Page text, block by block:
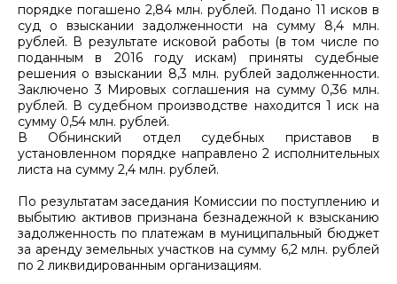
порядке погашено 2,84 млн. рублей. Подано 11 исков в
суд о взыскании задолженности на сумму 8,4 млн.
рублей. В результате исковой работы (в том числе по
поданным в 2016 году искам) приняты судебные
решения о взыскании 8,3 млн. рублей задолженности.
Заключено 3 Мировых соглашения на сумму 0,36 млн.
рублей. В судебном производстве находится 1 иск на
сумму 0,54 млн. рублей.
В Обнинский отдел судебных приставов в
установленном порядке направлено 2 исполнительных
листа на сумму 2,4 млн. рублей.
По результатам заседания Комиссии по поступлению и
выбытию активов признана безнадежной к взысканию
задолженность по платежам в муниципальный бюджет
за аренду земельных участков на сумму 6,2 млн. рублей
по 2 ликвидированным организациям.